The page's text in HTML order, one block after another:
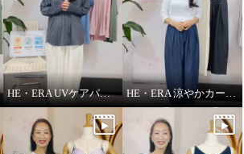
HE・ERA UVケアパーカー 機能性について HE・ERA 涼やかカーヴィーパンツ